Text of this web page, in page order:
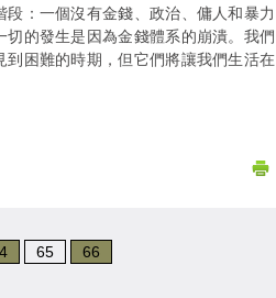
：一個沒有金錢、政治、傭人和暴力
的發生是因為金錢體系的崩潰。我們
困難的時期，但它們將讓我們生活在
65 66